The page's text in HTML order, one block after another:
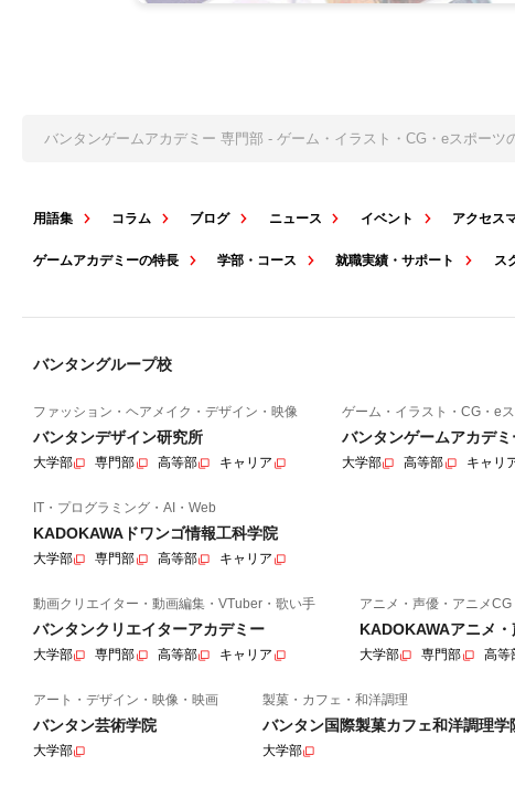
バンタンゲームアカデミー 専門部 - ゲーム・イラスト・CG・eスポーツ
用語集 コラム ブログ ニュース イベント アクセス
ゲームアカデミーの特長 学部・コース 就職実績・サポート ス
バンタングループ校
ファッション・ヘアメイク・デザイン・映像
バンタンデザイン研究所
大学部 専門部 高等部 キャリア
ゲーム・イラスト・CG・e
バンタンゲームアカデミ
大学部 高等部 キャリ
IT・プログラミング・AI・Web
KADOKAWAドワンゴ情報工科学院
大学部 専門部 高等部 キャリア
動画クリエイター・動画編集・VTuber・歌い手
バンタンクリエイターアカデミー
大学部 専門部 高等部 キャリア
アニメ・声優・アニメ
KADOKAWAアニメ
大学部 専門部 高等
アート・デザイン・映像・映画
バンタン芸術学院
大学部
製菓・カフェ・和洋調理
バンタン国際製菓カフェ和洋調理学
大学部